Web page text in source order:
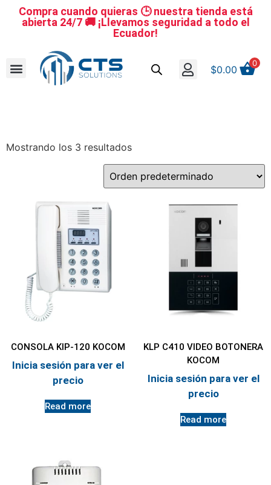
Compra cuando quieras 🕒 nuestra tienda está
abierta 24/7 🚚 ¡Llevamos seguridad a todo el
Ecuador!
$0.00
0
Mostrando los 3 resultados
CONSOLA KIP-120 KOCOM
Inicia sesión para ver el
precio
Read more
KLP C410 VIDEO BOTONERA
KOCOM
Inicia sesión para ver el
precio
Read more